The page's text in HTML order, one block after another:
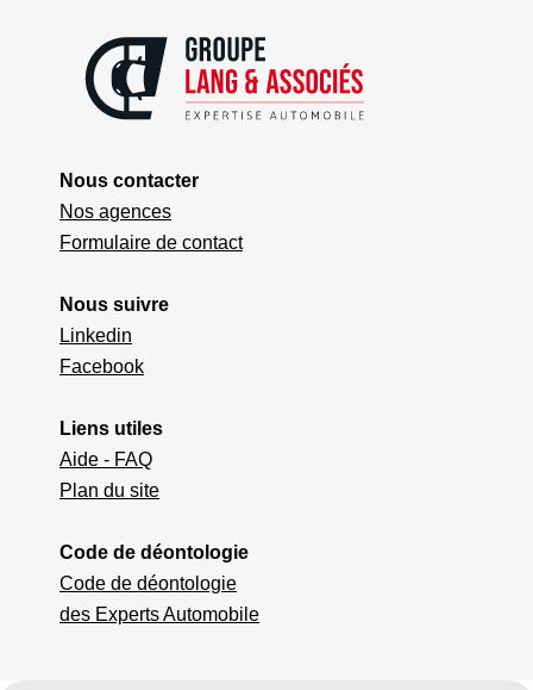
Nous contacter
Nos agences
Formulaire de contact
Nous suivre
Linkedin
Facebook
Liens utiles
Aide - FAQ
Plan du site
Code de déontologie
Code de déontologie
des Experts Automobile